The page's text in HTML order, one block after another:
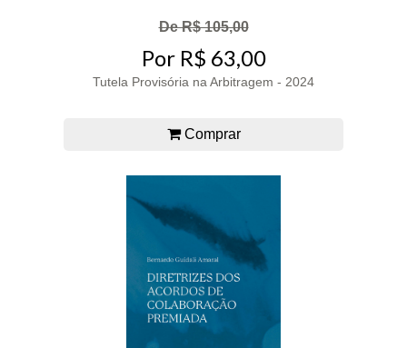
De R$ 105,00
Por R$ 63,00
Tutela Provisória na Arbitragem - 2024
Comprar